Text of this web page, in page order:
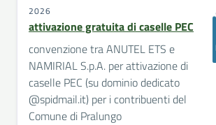
2026
attivazione gratuita di caselle PEC
convenzione tra ANUTEL ETS e
NAMIRIAL S.p.A. per attivazione di
caselle PEC (su dominio dedicato
@spidmail.it) per i contribuenti del
Comune di Pralungo